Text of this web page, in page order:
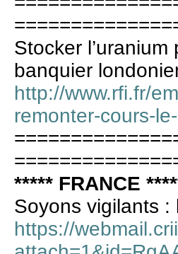
Stocker
banquier
http://www.rfi.fr/
remonter-cours-
***** FRANCE
Soyons vigilants :
https://